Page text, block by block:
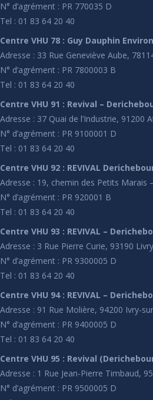
N° d’agrément : PR 770035 D
Tel : 01 83 64 20 40
Centre VHU 78 : Guy Dauphin
Adresse : 33 Rue Geneviève Aube,
N° d’agrément : PR 7800003 B
Tel : 01 83 64 20 40
Centre VHU 91 : Revival –
Adresse : 37 Quai de l’Industrie, 91200
N° d’agrément : PR 9100001 D
Tel : 01 83 64 20 40
Centre VHU 92 : REVIVAL
Adresse : 19, chemin des Petits Marais
N° d’agrément : PR 920001 B
Tel : 01 83 64 20 40
Centre VHU 93 : REVIVAL –
Adresse : 3 Rue Pierre Curie, 93190
N° d’agrément : PR 9300005 D
Tel : 01 83 64 20 40
Centre VHU 94 : REVIVAL –
Adresse : 91 Rue Molière, 94200 Ivry-
N° d’agrément : PR 9400005 D
Tel : 01 83 64 20 40
Centre VHU 95 : Revival
Adresse : 1 Rue Jean-Pierre Timbaud,
N° d’agrément : PR 9500005 D